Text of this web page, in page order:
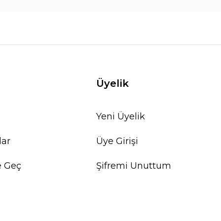
Geç
Üyelik
Yeni Üyelik
Üye Girişi
Şifremi Unuttum